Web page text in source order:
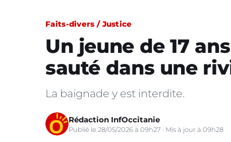
Faits-divers / Justice
Un jeune de 17
sauté dans une
La baignade y est interdite.
Rédaction InfOccitanie
Publié le 28/05/2026 à 09h27 · Mis à jour à 09h28